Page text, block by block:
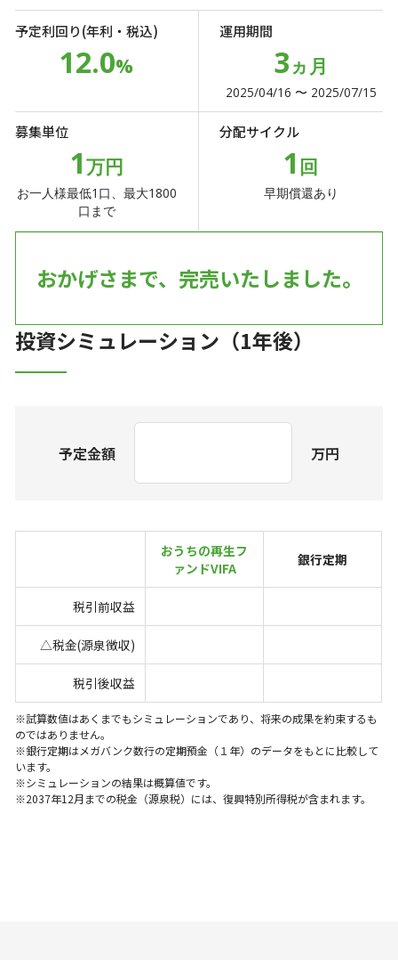
予定利回り(年利・税込)
12.0%
運用期間
3ヵ月
2025/04/16 〜 2025/07/15
募集単位
1万円
お一人様最低1口、最大1800
口まで
分配サイクル
1 回
早期償還あり
投資シミュレーション（1年後）
予定金額 万円
おうちの再生フ
ァンドVIFA
銀行定期
税引前収益
△税金(源泉徴収)
税引後収益
※試算数値はあくまでもシミュレーションであり、将来の成果を約束するも
のではありません。
※銀行定期はメガバンク数行の定期預金（１年）のデータをもとに比較して
います。
※シミュレーションの結果は概算値です。
※2037年12月までの税金（源泉税）には、復興特別所得税が含まれます。
おかげさまで、完売いたしました。